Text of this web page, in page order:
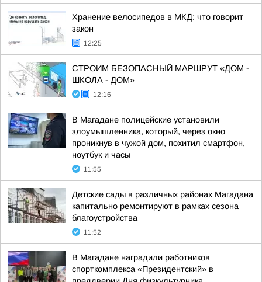
Хранение велосипедов в МКД: что говорит
закон
12:25
СТРОИМ БЕЗОПАСНЫЙ МАРШРУТ «ДОМ -
ШКОЛА - ДОМ»
12:16
В Магадане полицейские установили
злоумышленника, который, через окно
проникнув в чужой дом, похитил смартфон,
ноутбук и часы
11:55
Детские сады в различных районах Магадана
капитально ремонтируют в рамках сезона
благоустройства
11:52
В Магадане наградили работников
спорткомплекса «Президентский» в